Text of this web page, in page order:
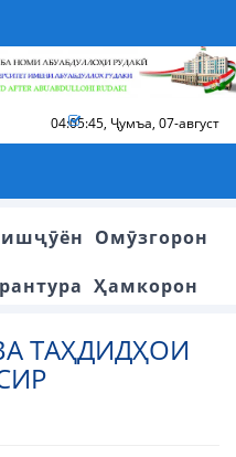
04:05:45, Ҷумъа, 07-август
Омӯзгорон
Ҳамкорон
ТАҲДИДҲОИ